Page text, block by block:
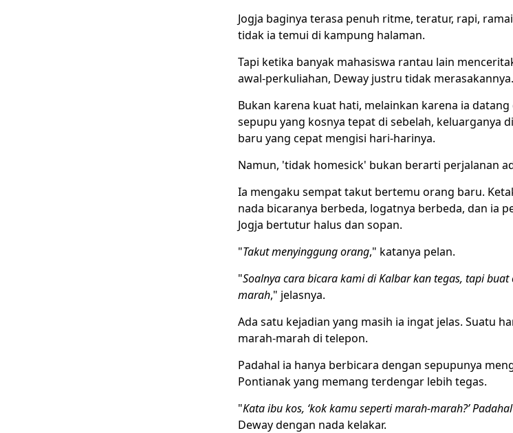
Jogja baginya terasa penuh ritme, teratur, rapi,
tidak ia temui di kampung halaman.
Tapi ketika banyak mahasiswa rantau lain
awal-perkuliahan, Deway justru tidak merasakannya.
Bukan karena kuat hati, melainkan karena ia
sepupu yang kosnya tepat di sebelah, keluarganya
baru yang cepat mengisi hari-harinya.
Namun, 'tidak homesick' bukan berarti perjalanan
Ia mengaku sempat takut bertemu orang baru.
nada bicaranya berbeda, logatnya berbeda, dan ia
Jogja bertutur halus dan sopan.
"Takut menyinggung orang," katanya pelan.
"Soalnya cara bicara kami di Kalbar kan tegas, tapi
marah," jelasnya.
Ada satu kejadian yang masih ia ingat jelas. Suatu
marah-marah di telepon.
Padahal ia hanya berbicara dengan sepupunya
Pontianak yang memang terdengar lebih tegas.
"Kata ibu kos, ‘kok kamu seperti marah-marah?’
Deway dengan nada kelakar.